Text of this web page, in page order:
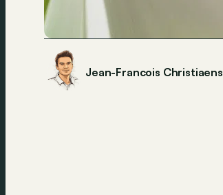
Jean-Francois Christiaens